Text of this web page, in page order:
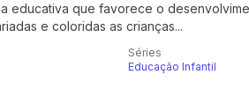
educativa que favorece o
e coloridas as crianças...
Séries
Educação Infantil